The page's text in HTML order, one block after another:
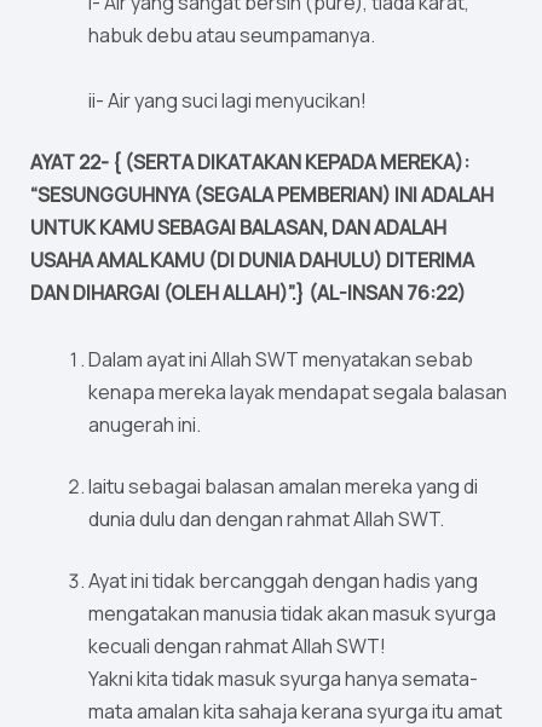
habuk debu atau seumpamanya.
ii- Air yang suci lagi menyucikan!
AYAT 22- { (SERTA DIKATAKAN KEPADA MEREKA):
“SESUNGGUHNYA (SEGALA PEMBERIAN) INI ADALAH
UNTUK KAMU SEBAGAI BALASAN, DAN ADALAH
USAHA AMAL KAMU (DI DUNIA DAHULU) DITERIMA
DAN DIHARGAI (OLEH ALLAH)”.} (AL-INSAN 76:22)
Dalam ayat ini Allah SWT menyatakan sebab
kenapa mereka layak mendapat segala balasan
anugerah ini.
Iaitu sebagai balasan amalan mereka yang di
dunia dulu dan dengan rahmat Allah SWT.
Ayat ini tidak bercanggah dengan hadis yang
mengatakan manusia tidak akan masuk syurga
kecuali dengan rahmat Allah SWT!
Yakni kita tidak masuk syurga hanya semata-
mata amalan kita sahaja kerana syurga itu amat